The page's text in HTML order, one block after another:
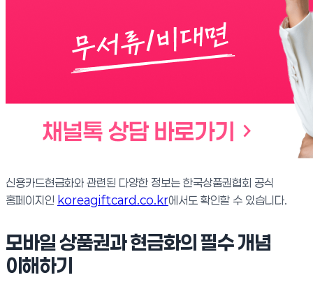
신용카드현금화와 관련된 다양한 정보는 한국상품권협회 공식
홈페이지인 koreagiftcard.co.kr에서도 확인할 수 있습니다.
모바일 상품권과 현금화의 필수 개념
이해하기